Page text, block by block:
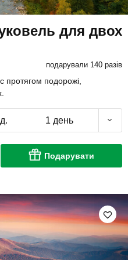
для двох
подарували 140 разів
протягом подорожі,
1 день
Подарувати